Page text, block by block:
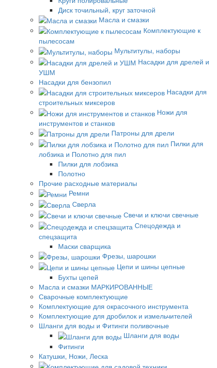
Диск точильный, круг заточной
Масла и смазки
Комплектующие к
пылесосам
Мультитулы, наборы
Насадки для дрелей и
УШМ
Насадки для бензопил
Насадки для
строительных миксеров
Ножи для
инструментов и станков
Патроны для дрели
Пилки для
лобзика и Полотно для пил
Пилки для лобзика
Полотно
Прочие расходные материалы
Ремни
Сверла
Свечи и ключи свечные
Спецодежда и
спецзащита
Маски сварщика
Фрезы, шарошки
Цепи и шины цепные
Бухты цепей
Масла и смазки МАРКИРОВАННЫЕ
Сварочные комплектующие
Комплектующие для окрасочного инструмента
Комплектующие для дробилок и измельчителей
Шланги для воды и Фитинги поливочные
Шланги для воды
Фитинги
Катушки, Ножи, Леска